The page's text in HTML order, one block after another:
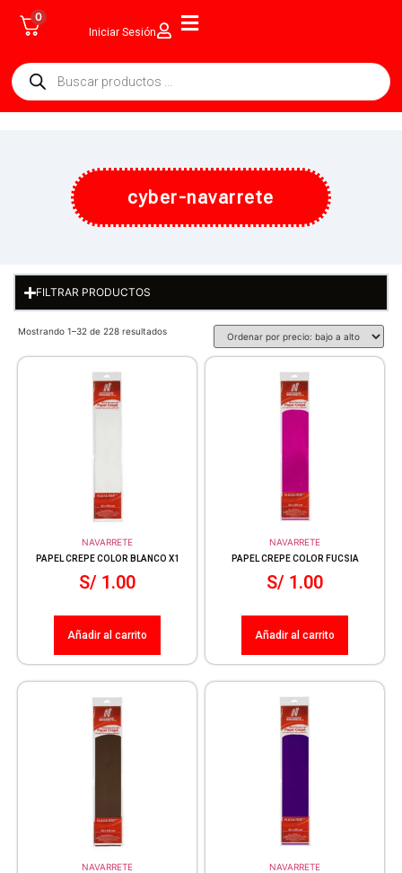
0
Iniciar Sesión
cyber-navarrete
FILTRAR PRODUCTOS
Mostrando 1–32 de 228 resultados
NAVARRETE
PAPEL CREPE COLOR BLANCO X1
S/ 1.00
Añadir al carrito
NAVARRETE
PAPEL CREPE COLOR FUCSIA
S/ 1.00
Añadir al carrito
NAVARRETE NAVARRETE